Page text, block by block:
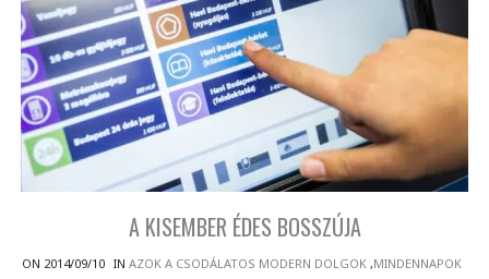
A KISEMBER ÉDES BOSSZÚJA
ON 2014/09/10 IN AZOK A CSODÁLATOS MODERN DOLGOK ,MINDENNAPOK